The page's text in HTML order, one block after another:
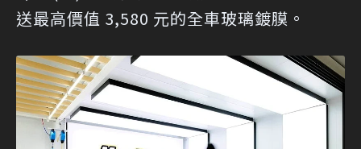
送最高價值 3,580 元的全車玻璃鍍膜。